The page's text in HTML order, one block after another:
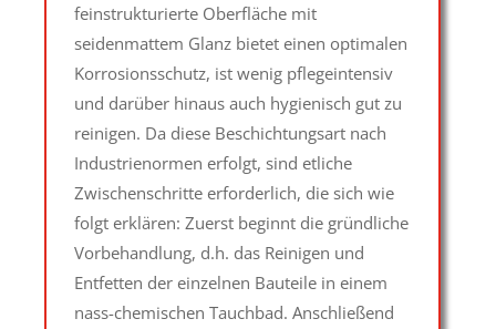
feinstrukturierte Oberfläche mit
seidenmattem Glanz bietet einen optimalen
Korrosionsschutz, ist wenig pflegeintensiv
und darüber hinaus auch hygienisch gut zu
reinigen. Da diese Beschichtungsart nach
Industrienormen erfolgt, sind etliche
Zwischenschritte erforderlich, die sich wie
folgt erklären: Zuerst beginnt die gründliche
Vorbehandlung, d.h. das Reinigen und
Entfetten der einzelnen Bauteile in einem
nass-chemischen Tauchbad. Anschließend